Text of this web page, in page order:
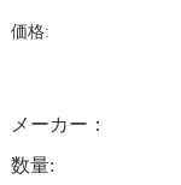
価格:
メーカー：
数量: